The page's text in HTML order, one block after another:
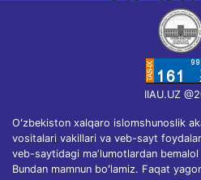
IIAU.UZ
Oʻzbekiston xalqaro islomshunoslik
vositalari vakillari va veb-sayt
veb-saytidagi maʼlumotlardan
Bundan mamnun boʻlamiz. Faqat